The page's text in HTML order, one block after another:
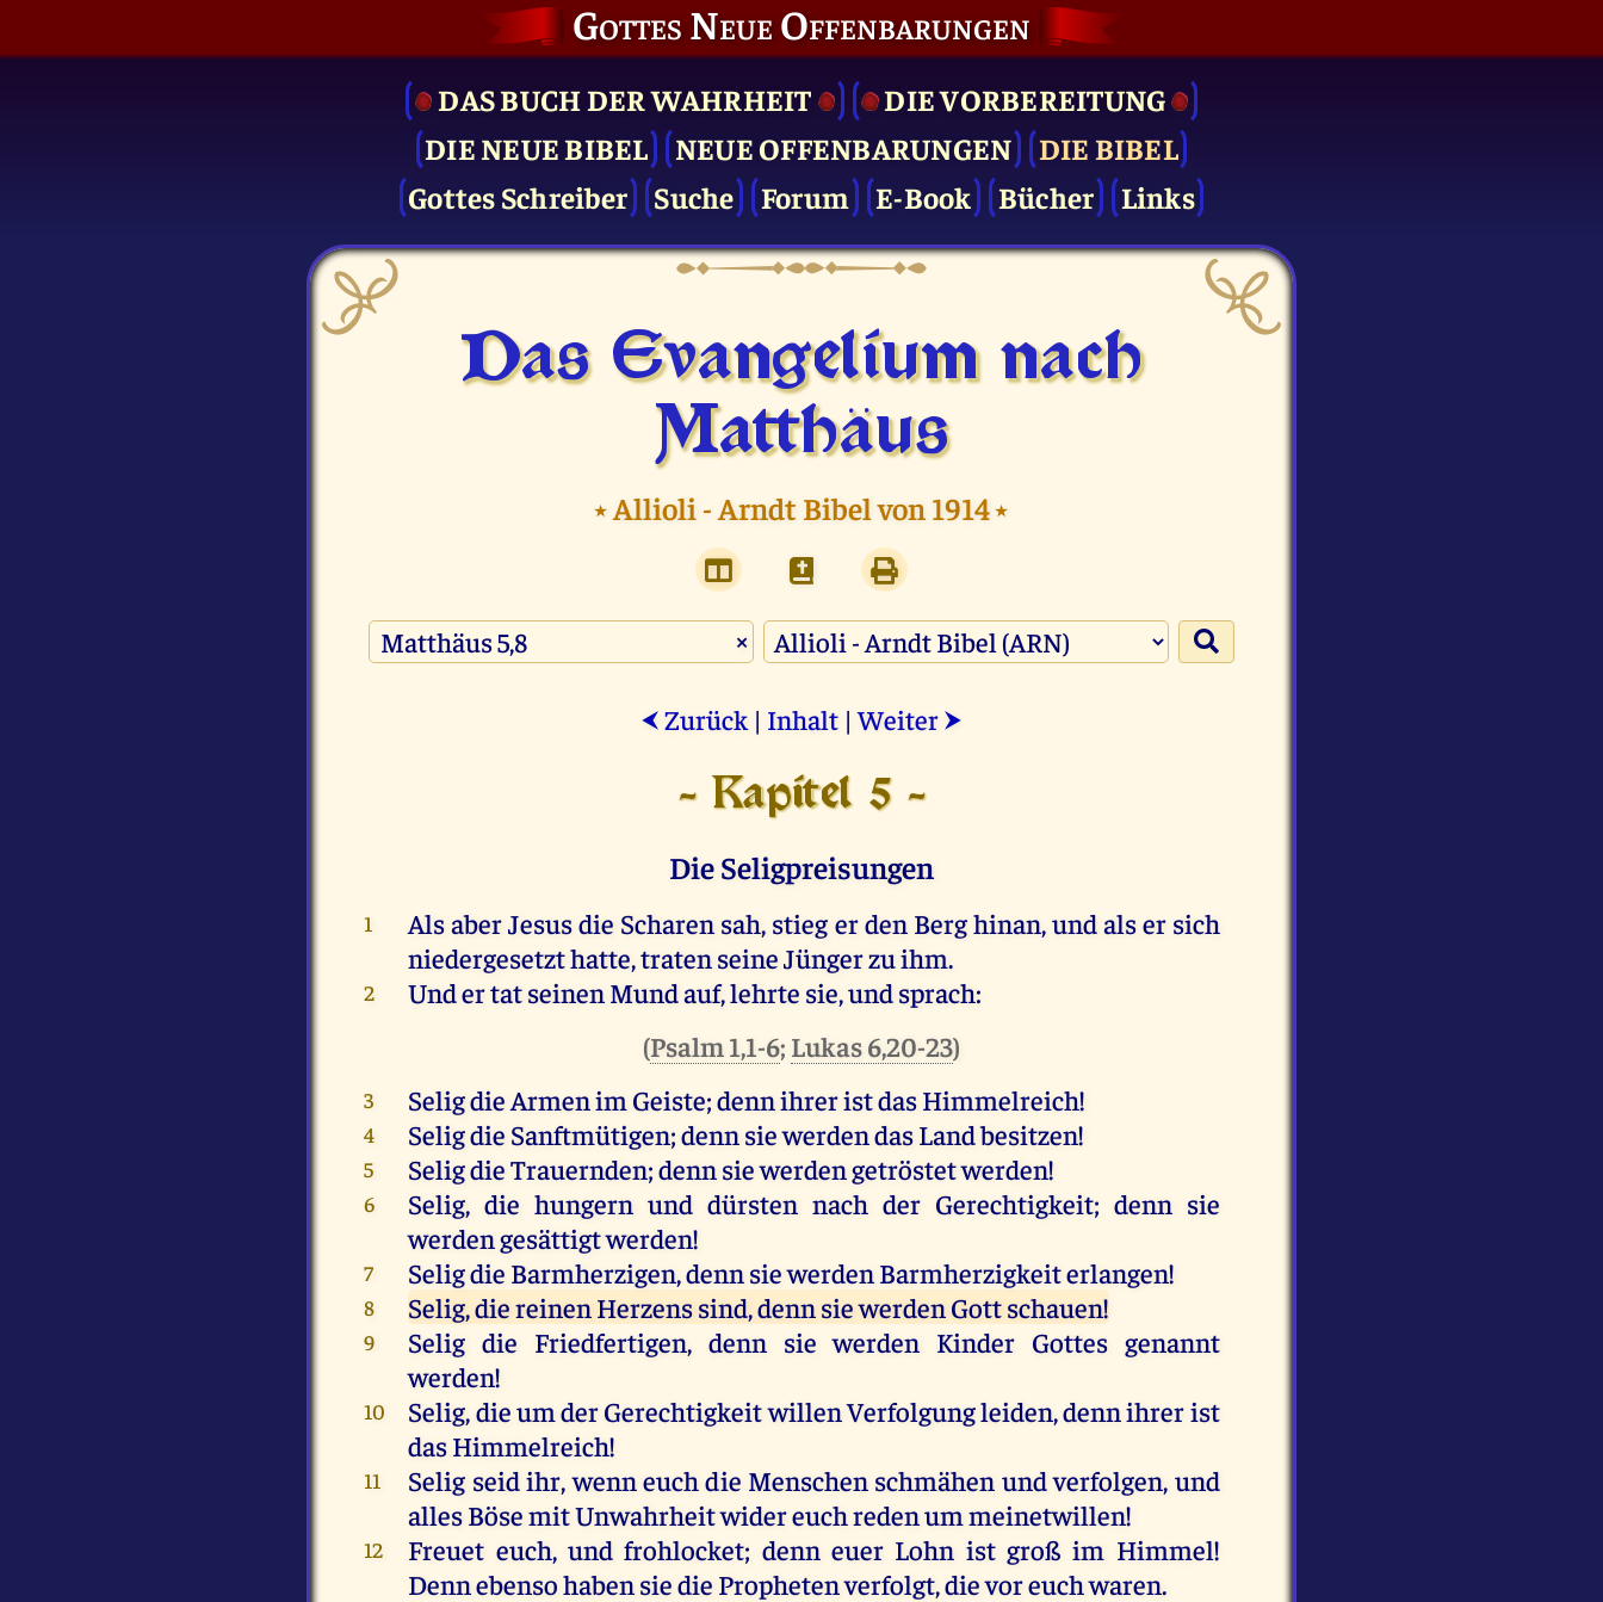
Gottes Neue Offenbarungen
DAS BUCH DER WAHRHEIT
DIE VOR­BEREITUNG
DIE NEUE BIBEL
NEUE OFFENBARUNGEN
DIE BIBEL
Gottes Schreiber
Suche Forum E-Book Bücher Links
Das Evangelium nach
Matthäus
⭑Allioli - Arndt Bibel von 1914⭑
×
⮜ Zurück | Inhalt |Weiter ⮞
- Kapitel 5 -
Die Seligpreisungen
1
Als aber Jesus die Scharen sah, stieg er den Berg hinan, und als er sich
niedergesetzt hatte, traten seine Jünger zu ihm.
2
Und er tat seinen Mund auf, lehrte sie, und sprach:
(Psalm 1,1-6; Lukas 6,20-23)
3 Selig die Armen im Geiste; denn ihrer ist das Himmelreich!
4 Selig die Sanftmütigen; denn sie werden das Land besitzen!
5 Selig die Trauernden; denn sie werden getröstet werden!
6
Selig, die hungern und dürsten nach der Gerechtigkeit; denn sie
werden gesättigt werden!
7 Selig die Barmherzigen, denn sie werden Barmherzigkeit erlangen!
8 Selig, die reinen Herzens sind, denn sie werden Gott schauen!
9
Selig die Friedfertigen, denn sie werden Kinder Gottes genannt
werden!
10
Selig, die um der Gerechtigkeit willen Verfolgung leiden, denn ihrer ist
das Himmelreich!
11
Selig seid ihr, wenn euch die Menschen schmähen und verfolgen, und
alles Böse mit Unwahrheit wider euch reden um meinetwillen!
12
Freuet euch, und frohlocket; denn euer Lohn ist groß im Himmel!
Denn ebenso haben sie die Propheten verfolgt, die vor euch waren.